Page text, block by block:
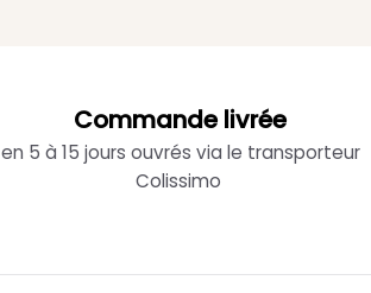
Commande livrée
en 5 à 15 jours ouvrés via le transporteur
Colissimo